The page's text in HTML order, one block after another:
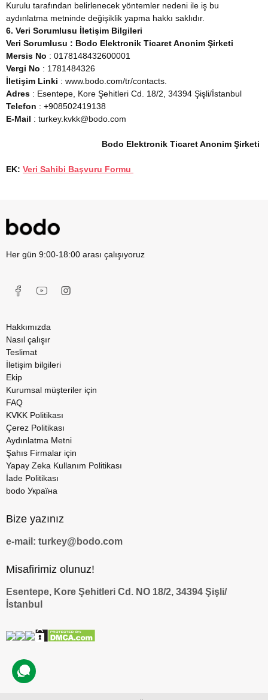
Kurulu tarafından belirlenecek yöntemler nedeni ile iş bu
aydınlatma metninde değişiklik yapma hakkı saklıdır.
6. Veri Sorumlusu İletişim Bilgileri
Veri Sorumlusu : Bodo Elektronik Ticaret Anonim Şirketi
Mersis No : 0178148432600001
Vergi No : 1781484326
İletişim Linki : www.bodo.com/tr/contacts.
Adres : Esentepe, Kore Şehitleri Cd. 18/2, 34394 Şişli/İstanbul
Telefon : +908502419138
E-Mail : turkey.kvkk@bodo.com
Bodo Elektronik Ticaret Anonim Şirketi
EK: Veri Sahibi Başvuru Formu
Her gün 9:00-18:00 arası çalışıyoruz
Hakkımızda
Nasıl çalışır
Teslimat
İletişim bilgileri
Ekip
Kurumsal müşteriler için
FAQ
KVKK Politikası
Çerez Politikası
Aydınlatma Metni
Şahıs Firmalar için
Yapay Zeka Kullanım Politikası
İade Politikası
bodo Україна
Bize yazınız
e-mail: turkey@bodo.com
Misafirimiz olunuz!
Esentepe, Kore Şehitleri Cd. NO 18/2, 34394 Şişli/
İstanbul